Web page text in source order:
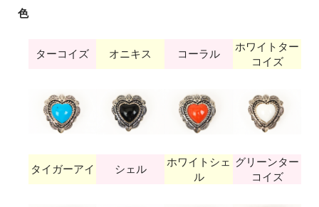
色
ターコイズ オニキス コーラル
ホワイトター
コイズ
タイガーアイ シェル
ホワイトシェ
ル
グリーンター
コイズ